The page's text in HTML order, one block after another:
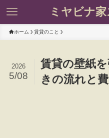
ミヤビナ
ホーム 賃貸のこと
賃貸の壁紙
きの流れと
2026
5/08